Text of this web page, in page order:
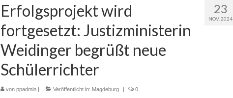
23
NOV. 2024
Erfolgsprojekt wird
fortgesetzt: Justizministerin
Weidinger begrüßt neue
Schülerrichter
von ppadmin| Veröffentlicht in: Magdeburg | 0